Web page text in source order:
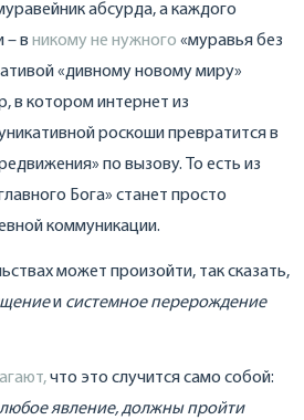
абсурда, а каждого
– в никому не нужного «муравья без
«дивному новому миру»
в котором интернет из
роскоши превратится в
по вызову. То есть из
Бога» станет просто
коммуникации.
может произойти, так сказать,
и системное перерождение
что это случится само собой:
явление, должны пройти